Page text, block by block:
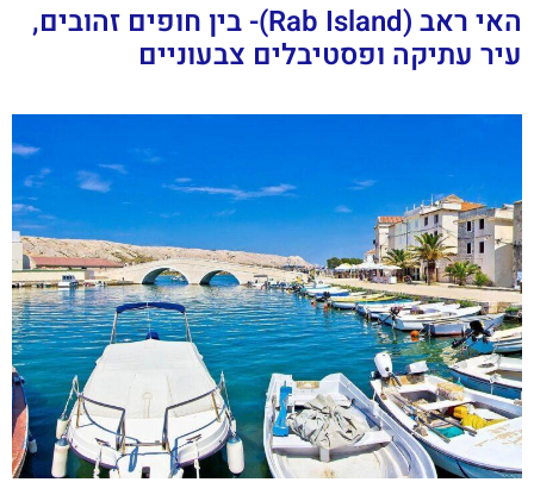
האי ראב (Rab Island)- בין חופים זהובים,
עיר עתיקה ופסטיבלים צבעוניים